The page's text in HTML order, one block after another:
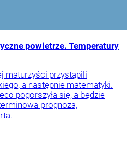
powietrze. Temperatury
maturzyści przystąpili
a następnie matematyki.
pogorszyła się, a będzie
prognoza,